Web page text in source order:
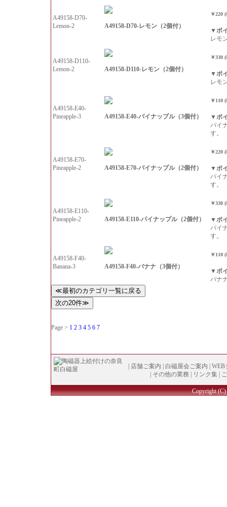
A49158-D70-
Lemon-2
A49158-D70-レモン（2個付）
￥220
▼ポ
レモ
A49158-D110-
Lemon-2
A49158-D110-レモン（2個付）
￥330
▼ポ
レモ
A49158-E40-
Pineapple-3
A49158-E40-パイナップル（3個付）
￥110
▼ポ
パイ
す。
A49158-E70-
Pineapple-2
A49158-E70-パイナップル（2個付）
￥220
▼ポ
パイ
す。
A49158-E110-
Pineapple-2
A49158-E110-パイナップル（2個付）
￥330
▼ポ
パイ
す。
A49158-F40-
Banana-3
A49158-F40-バナナ（3個付）
￥110
▼ポ
バナ
Page > 1 2 3 4 5 6 7
店舗ご案内 白磁屋会ご案内
WEB
その他の業務 リンク集
Copyright (C)